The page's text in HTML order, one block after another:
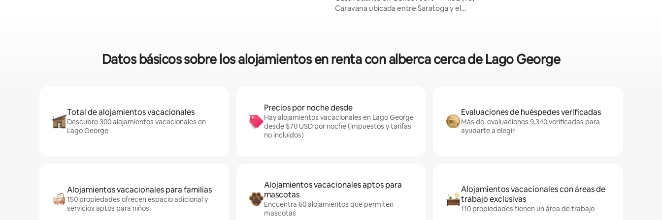
Caravana ubicada entre Saratoga y el
Datos básicos sobre los alojamientos en renta con alberca cerca de Lago George
Total de alojamientos vacacionales
Descubre 300 alojamientos vacacionales en
Lago George
Precios por noche desde
Hay alojamientos vacacionales en Lago George
desde $70 USD por noche (impuestos y tarifas
no incluidos)
Evaluaciones de huéspedes verificadas
Más de evaluaciones 9,340 verificadas para
ayudarte a elegir
Alojamientos vacacionales para familias
150 propiedades ofrecen espacio adicional y
servicios aptos para niños
Alojamientos vacacionales aptos para
mascotas
Encuentra 60 alojamientos que permiten
mascotas
Alojamientos vacacionales con áreas de
trabajo exclusivas
110 propiedades tienen un área de trabajo